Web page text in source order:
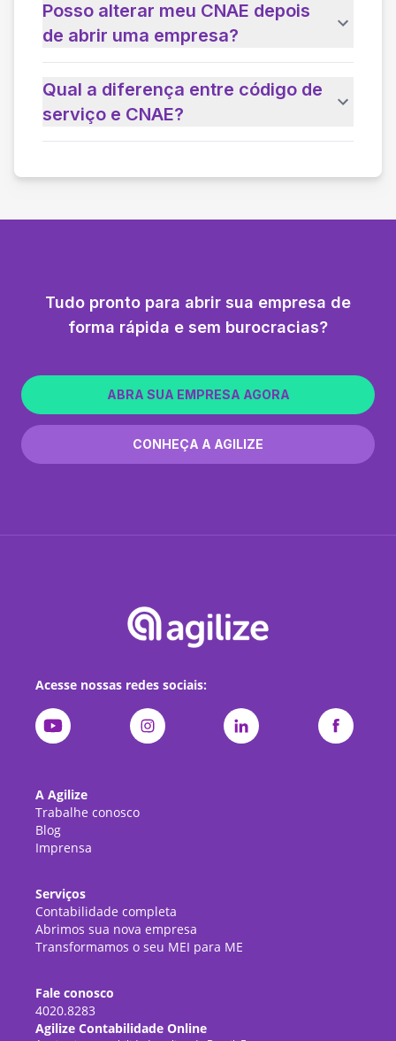
Posso alterar meu CNAE depois
de abrir uma empresa?
Qual a diferença entre código de
serviço e CNAE?
Tudo pronto para abrir sua empresa de
forma rápida e sem burocracias?
ABRA SUA EMPRESA AGORA
CONHEÇA A AGILIZE
Acesse nossas redes sociais:
A Agilize
Trabalhe conosco
Blog
Imprensa
Serviços
Contabilidade completa
Abrimos sua nova empresa
Transformamos o seu MEI para ME
Fale conosco
4020.8283
Agilize Contabilidade Online